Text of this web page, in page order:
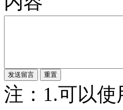
注：1.可以